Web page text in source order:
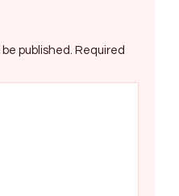
published. Required